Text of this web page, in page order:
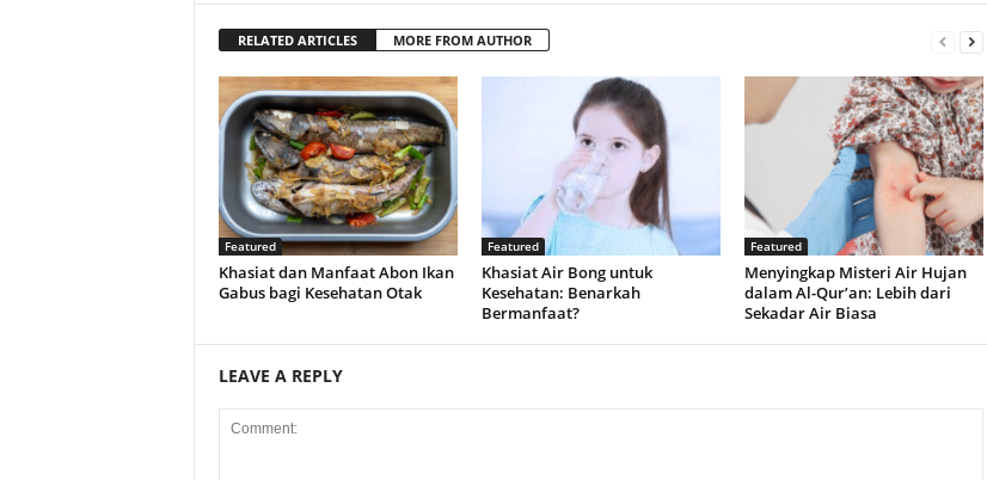
RELATED ARTICLES MORE FROM AUTHOR
Featured
Khasiat dan Manfaat Abon Ikan
Gabus bagi Kesehatan Otak
Featured
Khasiat Air Bong untuk
Kesehatan: Benarkah
Bermanfaat?
Featured
Menyingkap Misteri Air Hujan
dalam Al-Qur’an: Lebih dari
Sekadar Air Biasa
LEAVE A REPLY